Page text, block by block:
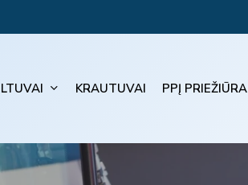
KRAUTUVAI PPĮ PRIEŽIŪRA